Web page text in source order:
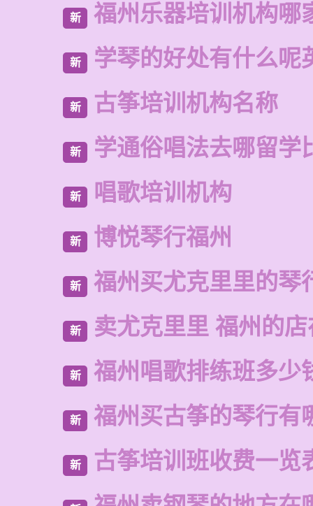
新 福州乐器培训机构哪
新 学琴的好处有什么呢
新 古筝培训机构名称
新 学通俗唱法去哪留学
新 唱歌培训机构
新 博悦琴行福州
新 福州买尤克里里的琴
新 卖尤克里里 福州的
新 福州唱歌排练班多少
新 福州买古筝的琴行有
新 古筝培训班收费一览